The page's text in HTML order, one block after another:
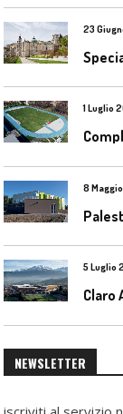
23
1 Luglio
8
5 Luglio
NEWSLETTER